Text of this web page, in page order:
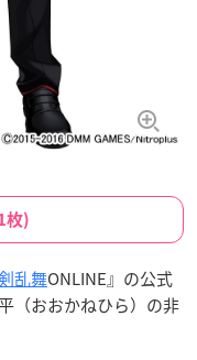
枚)
乱舞ONLINE』の公式
（おおかねひら）の非